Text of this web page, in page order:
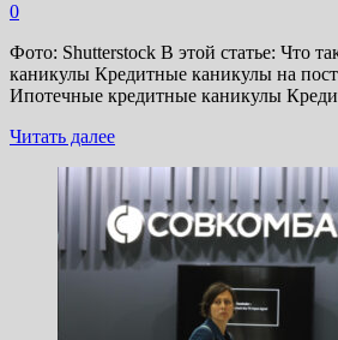
0
Фото: Shutterstock В этой статье: Что
каникулы Кредитные каникулы на
Ипотечные кредитные каникулы
Читать далееПрочитать
о
Кредитные
каникулы
—
2025: